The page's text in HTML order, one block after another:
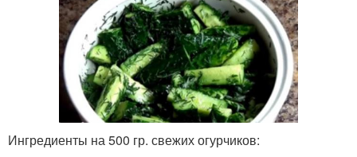
Ингредиенты на 500 гр. свежих огурчиков: